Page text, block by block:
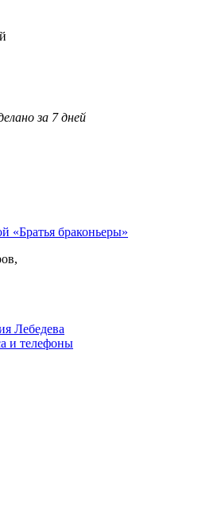
за 7 дней
«Братья браконьеры»
Лебедева
и телефоны